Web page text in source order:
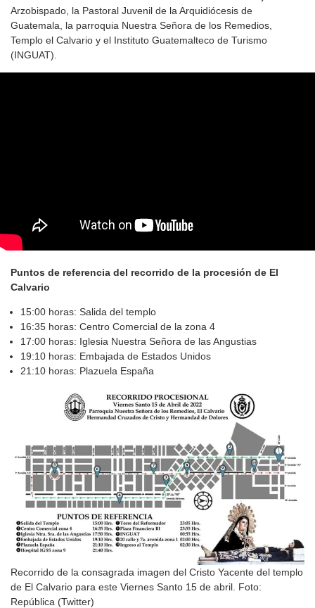
Arzobispado, la Pastoral Juvenil de la Arquidiócesis de
Guatemala, la parroquia Nuestra Señora de los Remedios,
Templo el Calvario y el Instituto Guatemalteco de Turismo
(INGUAT).
Puntos de referencia del recorrido de la procesión de El
Calvario
15:00 horas: Salida del templo
16:35 horas: Centro Comercial de la zona 4
17:00 horas: Iglesia Nuestra Señora de las Angustias
19:10 horas: Embajada de Estados Unidos
21:10 horas: Plazuela España
Recorrido de la consagrada imagen del Cristo Yacente del templo
de El Calvario para este Viernes Santo 15 de abril. Foto:
República (Twitter)